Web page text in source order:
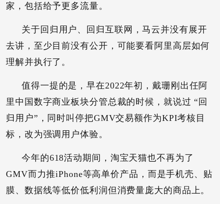
家，包括给予更多流量。
关于回归用户、回归互联网，马云并没有展开
去讲，至少目前没有公开，可能要看阿里高层如何
理解并执行了。
值得一提的是，早在2022年初，戴珊刚出任阿
里中国数字商业板块分管总裁的时候，就说过 “回
归用户”，同时叫停把GMV交易额作为KPI考核目
标，改为强调用户体验。
今年的618活动期间，淘宝天猫也不再为了
GMV而力推iPhone等高单价产品，而是手机壳、贴
膜、数据线等低价低利润但消费量庞大的商品上。